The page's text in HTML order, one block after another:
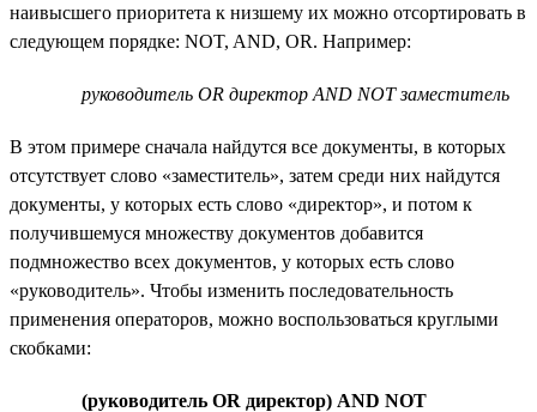
наивысшего приоритета к низшему их можно отсортировать в
следующем порядке: NOT, AND, OR. Например:
руководитель OR директор AND NOT заместитель
В этом примере сначала найдутся все документы, в которых
отсутствует слово «заместитель», затем среди них найдутся
документы, у которых есть слово «директор», и потом к
получившемуся множеству документов добавится
подмножество всех документов, у которых есть слово
«руководитель». Чтобы изменить последовательность
применения операторов, можно воспользоваться круглыми
скобками:
(руководитель OR директор) AND NOT